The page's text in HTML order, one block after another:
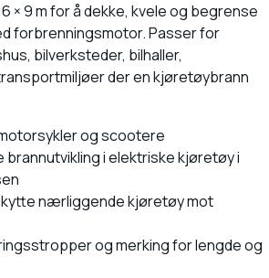
× 9 m for å dekke, kvele og begrense
forbrenningsmotor. Passer for
bilverksteder, bilhaller,
der en kjøretøybrann
og scootere
brannutvikling i elektriske kjøretøy i
nærliggende kjøretøy mot
og merking for lengde og